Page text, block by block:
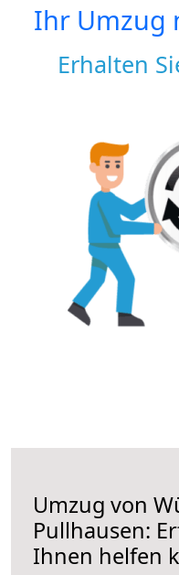
Ihr Umzug
Erhalten
Umzug von
Pullhausen:
Ihnen helfen